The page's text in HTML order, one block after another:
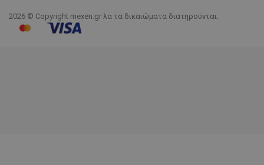
2026 © Copyright mexen.gr λα τα δικαιώματα διατηρούνται.